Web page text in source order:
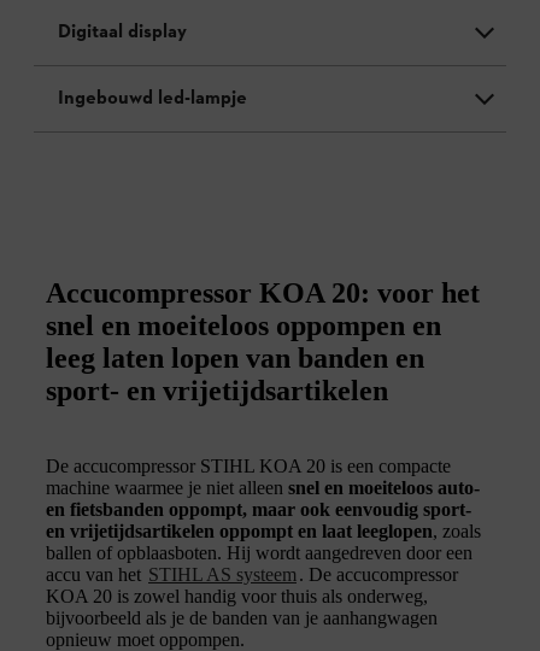
Digitaal display
Ingebouwd led-lampje
Accucompressor KOA 20: voor het
snel en moeiteloos oppompen en
leeg laten lopen van banden en
sport- en vrijetijdsartikelen
De accucompressor STIHL KOA 20 is een compacte
machine waarmee je niet alleen snel en moeiteloos auto-
en fietsbanden oppompt, maar ook eenvoudig sport-
en vrijetijdsartikelen oppompt en laat leeglopen, zoals
ballen of opblaasboten. Hij wordt aangedreven door een
accu van het STIHL AS systeem . De accucompressor
KOA 20 is zowel handig voor thuis als onderweg,
bijvoorbeeld als je de banden van je aanhangwagen
opnieuw moet oppompen.